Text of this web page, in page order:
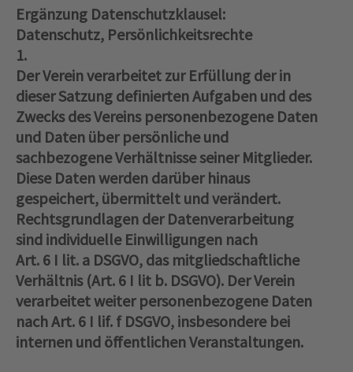
Ergänzung Datenschutzklausel:
Datenschutz, Persönlichkeitsrechte
1.
Der Verein verarbeitet zur Erfüllung der in
dieser Satzung definierten Aufgaben und des
Zwecks des Vereins personenbezogene Daten
und Daten über persönliche und
sachbezogene Verhältnisse seiner Mitglieder.
Diese Daten werden darüber hinaus
gespeichert, übermittelt und verändert.
Rechtsgrundlagen der Datenverarbeitung
sind individuelle Einwilligungen nach
Art. 6 I lit. a DSGVO, das mitgliedschaftliche
Verhältnis (Art. 6 I lit b. DSGVO). Der Verein
verarbeitet weiter personenbezogene Daten
nach Art. 6 I lif. f DSGVO, insbesondere bei
internen und öffentlichen Veranstaltungen.